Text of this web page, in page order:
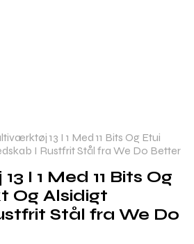
13 I 1 Med 11 Bits Og Etui
I Rustfrit Stål fra We Do Better
I 1 Med 11 Bits Og
Og Alsidigt
Stål fra We Do